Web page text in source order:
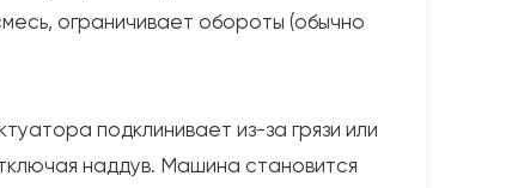
ограничивает обороты (обычно
подклинивает из-за грязи или
наддув. Машина становится